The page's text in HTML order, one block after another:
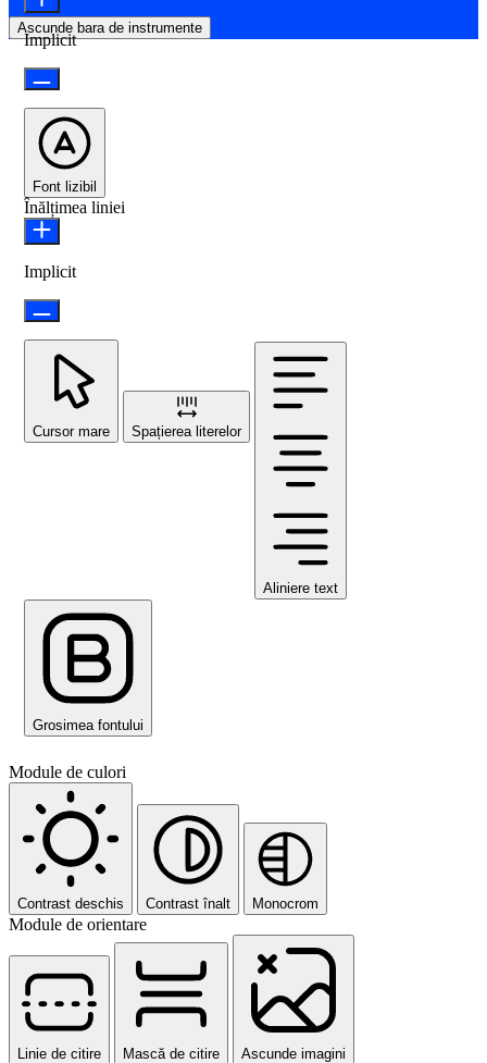
Ascunde bara de instrumente
Implicit
Font lizibil
Înălțimea liniei
Implicit
Cursor mare Spațierea literelor
Aliniere text
Grosimea fontului
Module de culori
Contrast deschis Contrast înalt Monocrom
Module de orientare
Linie de citire Mască de citire Ascunde imagini